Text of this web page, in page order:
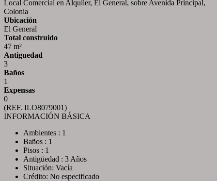
Local Comercial en Alquiler, El General, sobre Avenida Principal,
Colonia
Ubicación
El General
Total construido
47 m²
Antiguedad
3
Baños
1
Expensas
0
(REF. ILO8079001)
INFORMACIÓN BÁSICA
Ambientes : 1
Baños : 1
Pisos : 1
Antigüedad : 3 Años
Situación: Vacía
Crédito: No especificado